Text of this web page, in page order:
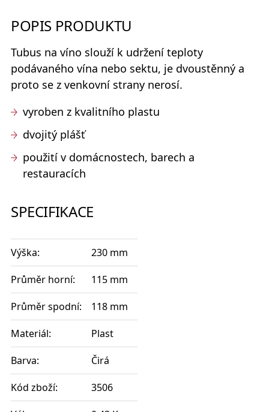
POPIS PRODUKTU
Tubus na víno slouží k udržení teploty
podávaného vína nebo sektu, je dvoustěnný a
proto se z venkovní strany nerosí.
vyroben z kvalitního plastu
dvojitý plášť
použití v domácnostech, barech a
restauracích
SPECIFIKACE
Výška: 230 mm
Průměr horní: 115 mm
Průměr spodní: 118 mm
Materiál: Plast
Barva: Čirá
Kód zboží: 3506